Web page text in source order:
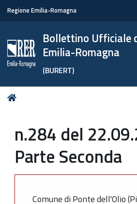
Regione Emilia-Romagna
Bollettino Ufficiale
Emilia-Romagna
(BURERT)
Tu
n.284 del
Parte Seconda
Comune di Ponte dell'Olio